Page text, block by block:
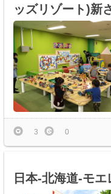
ッズリゾート)新
3 0
日本-北海道-モエ